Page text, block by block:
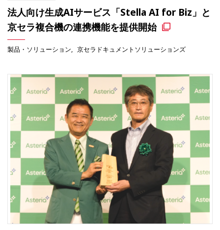
法人向け生成AIサービス「Stella AI for Biz」と
京セラ複合機の連携機能を提供開始
製品・ソリューション 京セラドキュメントソリューションズ